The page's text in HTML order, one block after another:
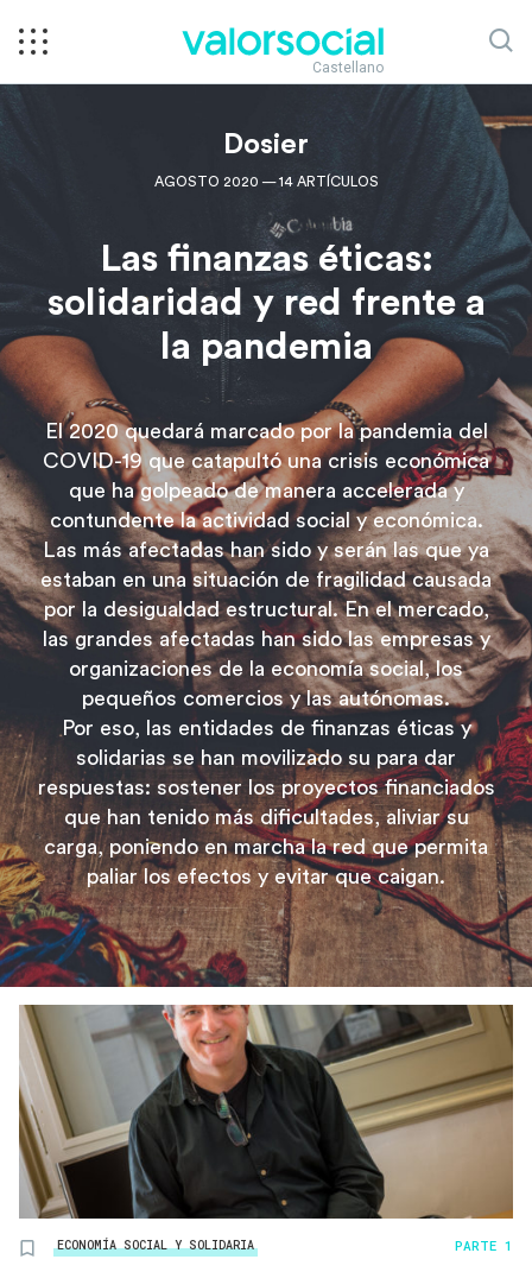
Castellano
Dosier
AGOSTO 2020 — 14 ARTÍCULOS
Las finanzas éticas:
solidaridad y red frente a
la pandemia
El 2020 quedará marcado por la pandemia del
COVID-19 que catapultó una crisis económica
que ha golpeado de manera accelerada y
contundente la actividad social y económica.
Las más afectadas han sido y serán las que ya
estaban en una situación de fragilidad causada
por la desigualdad estructural. En el mercado,
las grandes afectadas han sido las empresas y
organizaciones de la economía social, los
pequeños comercios y las autónomas.
Por eso, las entidades de finanzas éticas y
solidarias se han movilizado su para dar
respuestas: sostener los proyectos financiados
que han tenido más dificultades, aliviar su
carga, poniendo en marcha la red que permita
paliar los efectos y evitar que caigan.
PARTE 1
ECONOMÍA SOCIAL Y SOLIDARIA